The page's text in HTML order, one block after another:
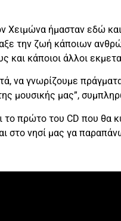
Χειμώνα ήμασταν εδώ
την ζωή κάποιων
κάποιοι άλλοι
να γνωρίζουμε
μουσικής μας”,
το πρώτο του CD που θα
στο νησί μας γα